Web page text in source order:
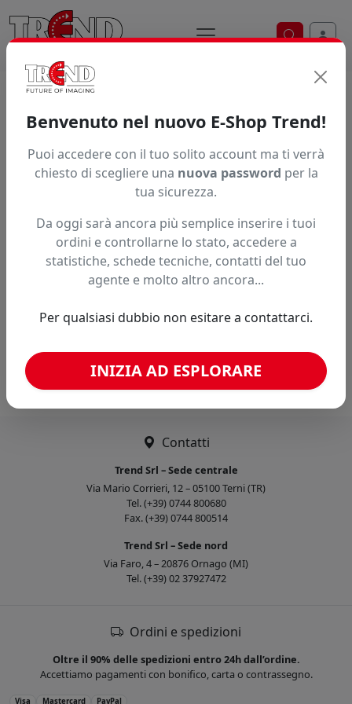
Ricerca
Articolo non trovato.
Hai trovato questo prodotto ad un prezzo più basso?
Fai una segnalazione
Confronta con articoli simili
Caricamento confronto...
Contatti
Trend Srl – Sede centrale
Via Mario Corrieri, 12 – 05100 Terni (TR)
Tel. (+39) 0744 800680
Fax. (+39) 0744 800514
Trend Srl – Sede nord
Via Faro, 4 – 20876 Ornago (MI)
Tel. (+39) 02 37927472
Ordini e spedizioni
Oltre il 90% delle spedizioni entro 24h dall’ordine.
Accettiamo pagamenti con bonifico, carta o contrassegno.
Visa Mastercard PayPal
Benvenuto nel nuovo E-Shop Trend!
Puoi accedere con il tuo solito account ma ti verrà
chiesto di scegliere una nuova password per la
tua sicurezza.
Da oggi sarà ancora più semplice inserire i tuoi
ordini e controllarne lo stato, accedere a
statistiche, schede tecniche, contatti del tuo
agente e molto altro ancora...
Per qualsiasi dubbio non esitare a contattarci.
INIZIA AD ESPLORARE